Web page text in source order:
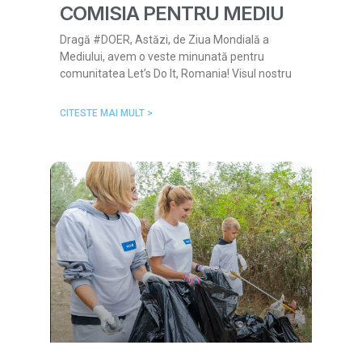
COMISIA PENTRU MEDIU
Dragă #DOER, Astăzi, de Ziua Mondială a
Mediului, avem o veste minunată pentru
comunitatea Let’s Do It, Romania! Visul nostru
CITESTE MAI MULT >